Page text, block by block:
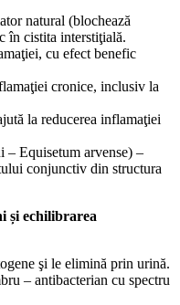
natural (blochează
în cistita interstiţială.
cu efect benefic
cronice, inclusiv la
la reducerea inflamaţiei
Equisetum arvense) –
conjunctiv din structura
și echilibrarea
şi le elimină prin urină.
– antibacterian cu spectru